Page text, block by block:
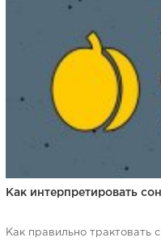
Как интерпретировать
Как правильно трактовать